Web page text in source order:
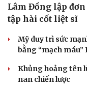
Lâm Đồng lập
tập hài cốt liệt sĩ
Mỹ duy trì sức
bằng “mạch máu”
Khủng hoảng tên
nan chiến lược